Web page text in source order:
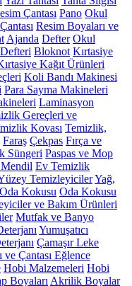
Çantası Pano Okul
Resim Boyaları ve
Ajanda Defter Okul
Bloknot Kırtasiye
Kağıt Ürünleri
Koli Bandı Makinesi
Para Sayma Makineleri
Laminasyon
Gereçleri ve
Kovası Temizlik,
Faraş Çekpas Fırça ve
Süngeri Paspas ve Mop
Ev Temizlik
TemizleyicilerYağ,
Kokusu Oda Kokusu
ve Bakım Ürünleri
Mutfak ve Banyo
Yumuşatıcı
Çamaşır Leke
ve Çantası Eğlence
Hobi Malzemeleri Hobi
Boyaları Akrilik Boyalar